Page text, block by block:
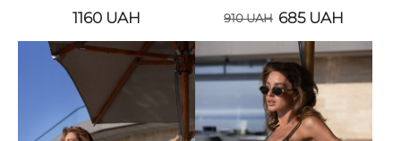
1160 UAH 910UAH 685 UAH